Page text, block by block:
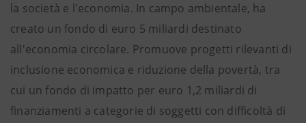
la società e l'economia. In campo ambientale, ha
creato un fondo di euro 5 miliardi destinato
all'economia circolare. Promuove progetti rilevanti di
inclusione economica e riduzione della povertà, tra
cui un fondo di impatto per euro 1,2 miliardi di
finanziamenti a categorie di soggetti con difficoltà di